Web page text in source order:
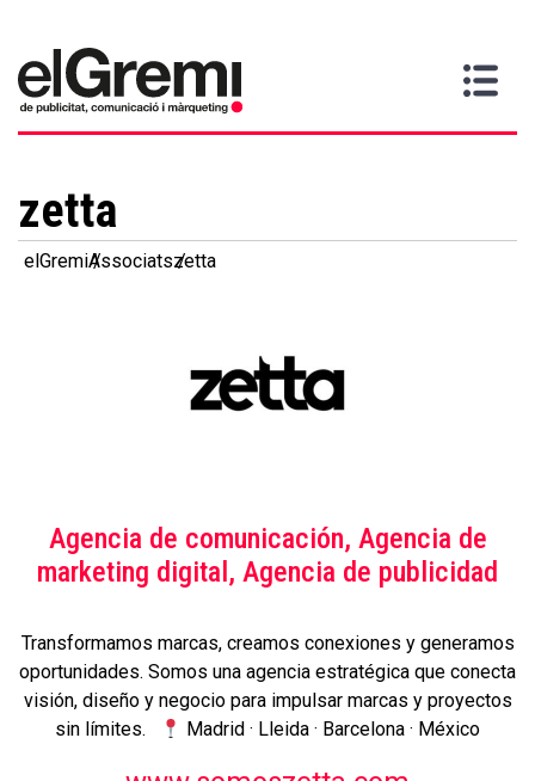
Inicio
Gremi Servicios
>
Contacta
zetta
elGremiAssociatszetta
Agencia de comunicación, Agencia de
marketing digital, Agencia de publicidad
Transformamos marcas, creamos conexiones y generamos
oportunidades. Somos una agencia estratégica que conecta
visión, diseño y negocio para impulsar marcas y proyectos
sin límites.
Madrid · Lleida · Barcelona · México